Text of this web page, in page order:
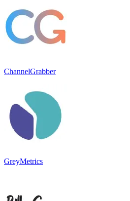
ChannelGrabber
GreyMetrics